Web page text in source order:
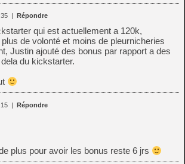
| Répondre
qui est actuellement a 120k,
de volonté et moins de pleurnicheries
Justin ajouté des bonus par rapport a des
du kickstarter.
| Répondre
plus pour avoir les bonus reste 6 jrs